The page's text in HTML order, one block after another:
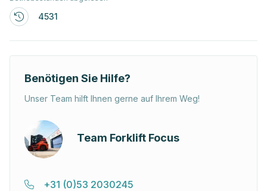
4531
Benötigen Sie Hilfe?
Unser Team hilft Ihnen gerne auf Ihrem Weg!
Team Forklift Focus
+31 (0)53 2030245